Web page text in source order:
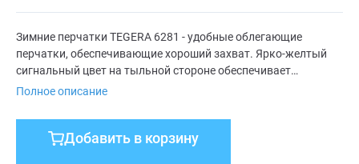
Зимние перчатки TEGERA 6281 - удобные облегающие
перчатки, обеспечивающие хороший захват. Ярко-желтый
сигнальный цвет на тыльной стороне обеспечивает
дополнительную безопасность в темноте. Перчатки TEGERA®
подкладка с начесом обеспечивает отличную изоляцию от
холода. Перчатки частично покрыты латексом с
Полное описание
Добавить в корзину